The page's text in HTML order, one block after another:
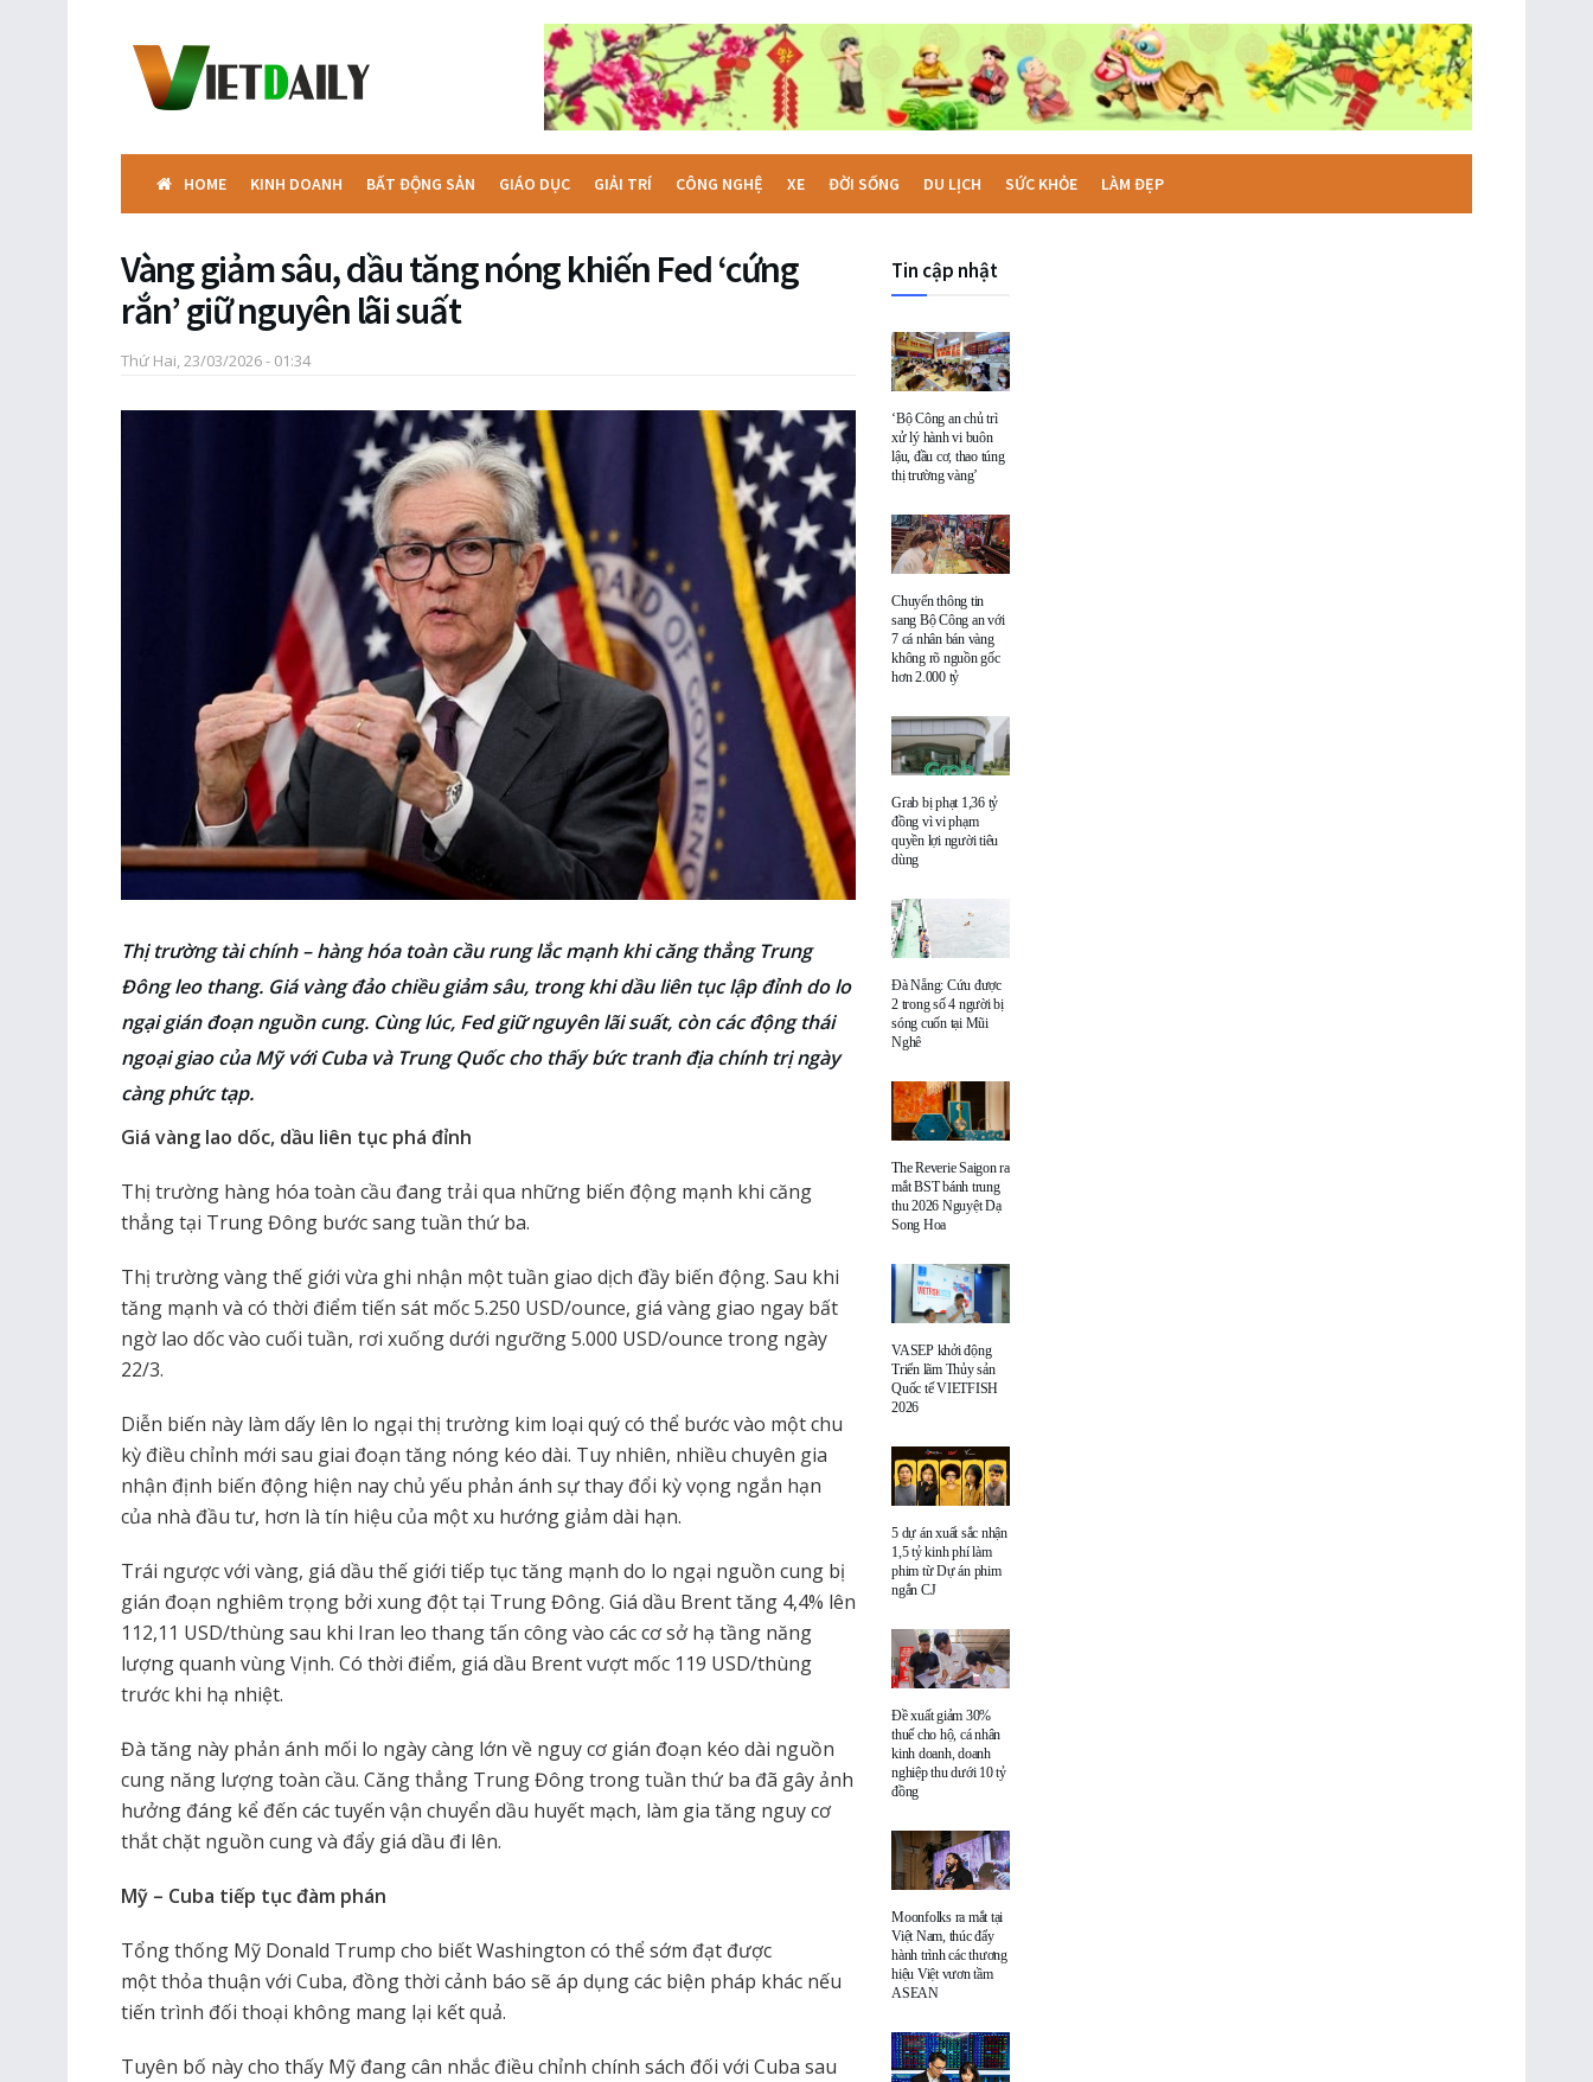
HOME KINH DOANH BẤT ĐỘNG SẢN GIÁO DỤC GIẢI TRÍ CÔNG NGHỆ XE ĐỜI SỐNG DU LỊCH SỨC KHỎE LÀM ĐẸP
Vàng giảm sâu, dầu tăng nóng khiến Fed ‘cứng
rắn’ giữ nguyên lãi suất
Thứ Hai, 23/03/2026 - 01:34
Thị trường tài chính – hàng hóa toàn cầu rung lắc mạnh khi căng thẳng Trung
Đông leo thang. Giá vàng đảo chiều giảm sâu, trong khi dầu liên tục lập đỉnh do lo
ngại gián đoạn nguồn cung. Cùng lúc, Fed giữ nguyên lãi suất, còn các động thái
ngoại giao của Mỹ với Cuba và Trung Quốc cho thấy bức tranh địa chính trị ngày
càng phức tạp.
Giá vàng lao dốc, dầu liên tục phá đỉnh
Thị trường hàng hóa toàn cầu đang trải qua những biến động mạnh khi căng
thẳng tại Trung Đông bước sang tuần thứ ba.
Thị trường vàng thế giới vừa ghi nhận một tuần giao dịch đầy biến động. Sau khi
tăng mạnh và có thời điểm tiến sát mốc 5.250 USD/ounce, giá vàng giao ngay bất
ngờ lao dốc vào cuối tuần, rơi xuống dưới ngưỡng 5.000 USD/ounce trong ngày
22/3.
Diễn biến này làm dấy lên lo ngại thị trường kim loại quý có thể bước vào một chu
kỳ điều chỉnh mới sau giai đoạn tăng nóng kéo dài. Tuy nhiên, nhiều chuyên gia
nhận định biến động hiện nay chủ yếu phản ánh sự thay đổi kỳ vọng ngắn hạn
của nhà đầu tư, hơn là tín hiệu của một xu hướng giảm dài hạn.
Trái ngược với vàng, giá dầu thế giới tiếp tục tăng mạnh do lo ngại nguồn cung bị
gián đoạn nghiêm trọng bởi xung đột tại Trung Đông. Giá dầu Brent tăng 4,4% lên
112,11 USD/thùng sau khi Iran leo thang tấn công vào các cơ sở hạ tầng năng
lượng quanh vùng Vịnh. Có thời điểm, giá dầu Brent vượt mốc 119 USD/thùng
trước khi hạ nhiệt.
Đà tăng này phản ánh mối lo ngày càng lớn về nguy cơ gián đoạn kéo dài nguồn
cung năng lượng toàn cầu. Căng thẳng Trung Đông trong tuần thứ ba đã gây ảnh
hưởng đáng kể đến các tuyến vận chuyển dầu huyết mạch, làm gia tăng nguy cơ
thắt chặt nguồn cung và đẩy giá dầu đi lên.
Mỹ – Cuba tiếp tục đàm phán
Tổng thống Mỹ Donald Trump cho biết Washington có thể sớm đạt được
một thỏa thuận với Cuba, đồng thời cảnh báo sẽ áp dụng các biện pháp khác nếu
tiến trình đối thoại không mang lại kết quả.
Tuyên bố này cho thấy Mỹ đang cân nhắc điều chỉnh chính sách đối với Cuba sau
Tin cập nhật
‘Bộ Công an chủ trì
xử lý hành vi buôn
lậu, đầu cơ, thao túng
thị trường vàng’
Chuyển thông tin
sang Bộ Công an với
7 cá nhân bán vàng
không rõ nguồn gốc
hơn 2.000 tỷ
Grab bị phạt 1,36 tỷ
đồng vì vi phạm
quyền lợi người tiêu
dùng
Đà Nẵng: Cứu được
2 trong số 4 người bị
sóng cuốn tại Mũi
Nghê
The Reverie Saigon ra
mắt BST bánh trung
thu 2026 Nguyệt Dạ
Song Hoa
VASEP khởi động
Triển lãm Thủy sản
Quốc tế VIETFISH
2026
5 dự án xuất sắc nhận
1,5 tỷ kinh phí làm
phim từ Dự án phim
ngắn CJ
Đề xuất giảm 30%
thuế cho hộ, cá nhân
kinh doanh, doanh
nghiệp thu dưới 10 tỷ
đồng
Moonfolks ra mắt tại
Việt Nam, thúc đẩy
hành trình các thương
hiệu Việt vươn tầm
ASEAN